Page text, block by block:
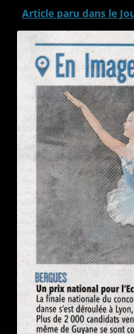
Article paru dans le